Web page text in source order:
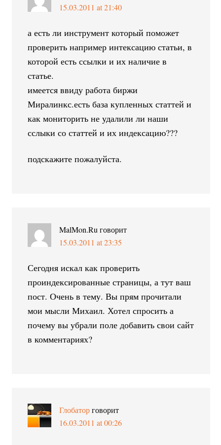
15.03.2011 at 21:40
а есть ли инструмент который поможет
проверить например интексацию статьи, в
которой есть ссылки и их наличие в
статье.
имеется ввиду работа биржи
Миралинкс.есть база купленных статтей и
как мониторить не удалили ли наши
сслыки со статтей и их индексацию???
подскажите пожалуйста.
MalMon.Ru говорит
15.03.2011 at 23:35
Сегодня искал как проверить
проиндексированные страницы, а тут ваш
пост. Очень в тему. Вы прям прочитали
мои мысли Михаил. Хотел спросить а
почему вы убрали поле добавить свои сайт
в комментариях?
Глобатор говорит
16.03.2011 at 00:26